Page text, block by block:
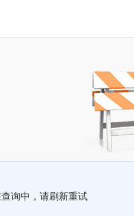
询中，请刷新重试